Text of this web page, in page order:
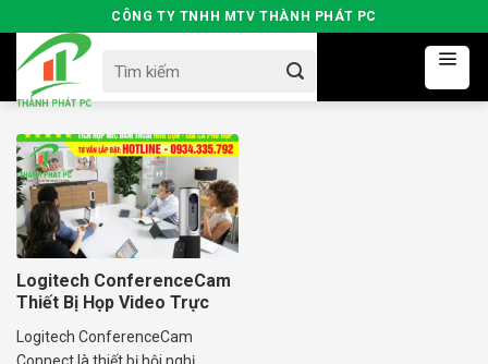
to
content
CÔNG TY TNHH MTV THÀNH PHÁT PC
for:
Logitech ConferenceCam
Thiết Bị Họp Video Trực
Logitech ConferenceCam